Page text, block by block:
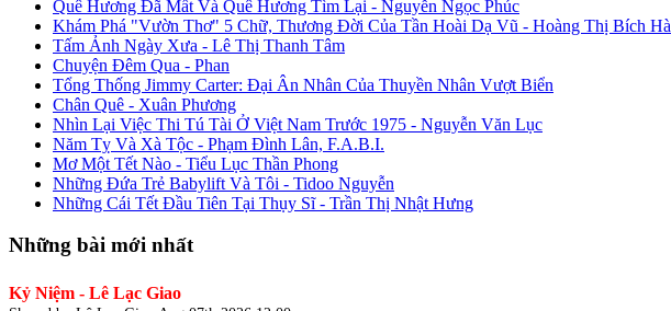
Quê Hương Đã Mất Và Quê Hương Tìm Lại - Nguyễn Ngọc Phúc
Khám Phá "Vườn Thơ" 5 Chữ, Thương Đời Của Tần Hoài Dạ Vũ - Hoàng Thị Bích Hà
Tấm Ảnh Ngày Xưa - Lê Thị Thanh Tâm
Chuyện Đêm Qua - Phan
Tổng Thống Jimmy Carter: Đại Ân Nhân Của Thuyền Nhân Vượt Biển
Chân Quê - Xuân Phương
Nhìn Lại Việc Thi Tú Tài Ở Việt Nam Trước 1975 - Nguyễn Văn Lục
Năm Tỵ Và Xà Tộc - Phạm Đình Lân, F.A.B.I.
Mơ Một Tết Nào - Tiểu Lục Thần Phong
Những Đứa Trẻ Babylift Và Tôi - Tidoo Nguyễn
Những Cái Tết Đầu Tiên Tại Thụy Sĩ - Trần Thị Nhật Hưng
Những bài mới nhất
Kỷ Niệm - Lê Lạc Giao